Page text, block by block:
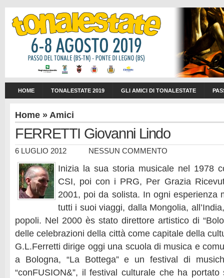
HOME TONALESTATE 2019 GLI AMICI DI TONALESTATE
Home » Amici
FERRETTI Giovanni Lindo
6 LUGLIO 2012 NESSUN COMMENTO
Inizia la sua storia musicale nel 1978
CSI, poi con i PRG, Per Grazia
2001, poi da solista. In ogni esperienza
tutti i suoi viaggi, dalla Mongolia,
popoli. Nel 2000 ès stato direttore artistico di
delle celebrazioni della città come capitale della
G.L.Ferretti dirige oggi una scuola di musica e
a Bologna, “La Bottega” e un festival di
“conFUSION&”, il festival culturale che ha portato